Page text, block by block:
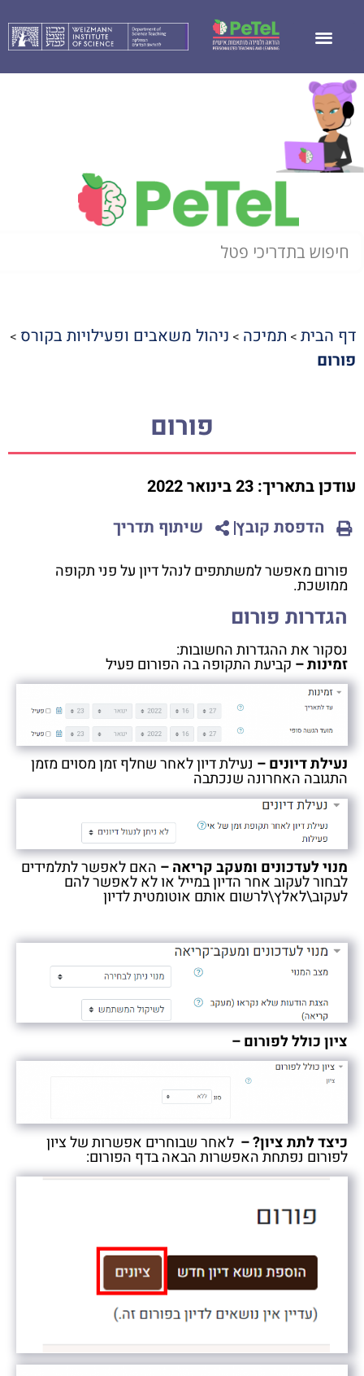
דף הבית>תמיכה>ניהול משאבים ופעילויות בקורס>
פורום
פורום
עודכן בתאריך:23 בינואר 2022
הדפסת קובץ
שיתוף תדריך
פורום מאפשר למשתתפים לנהל דיון על פני תקופה
ממושכת.
הגדרות פורום
נסקור את ההגדרות החשובות:
זמינות –קביעת התקופה בה הפורום פעיל
נעילת דיונים –נעילת דיון לאחר שחלף זמן מסוים מזמן
התגובה האחרונה שנכתבה
מנוי לעדכונים ומעקב קריאה –האם לאפשר לתלמידים
לבחור לעקוב אחר הדיון במייל או לא לאפשר להם
לעקוב\לאלץ\לרשום אותם אוטומטית לדיון
ציון כולל לפורום –
כיצד לתת ציון? –לאחר שבוחרים אפשרות של ציון
לפורום נפתחת האפשרות הבאה בדף הפורום: